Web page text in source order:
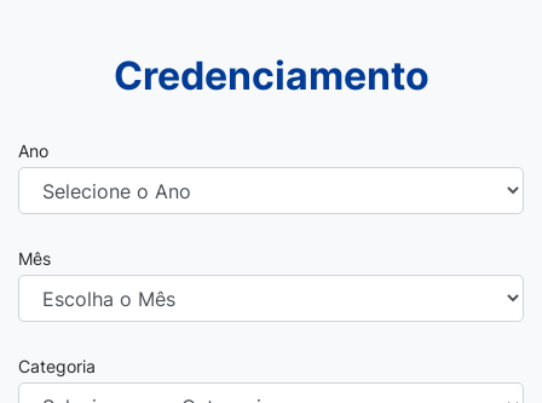
Credenciamento
Ano
Mês
Categoria